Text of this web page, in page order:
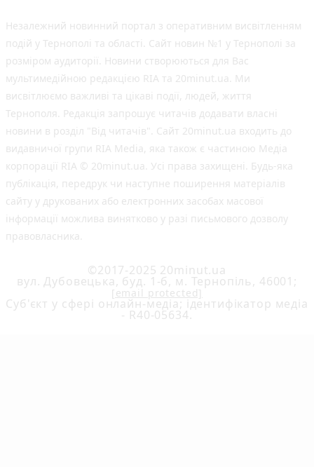
Незалежний новинний портал з оперативним висвітленням
подій у Тернополі та області. Сайт новин №1 у Тернополі за
розміром аудиторії. Новини створюються для Вас
мультимедійною редакцією RIA та 20minut.ua. Ми
висвітлюємо важливі та цікаві події, людей, життя
Тернополя. Редакція запрошує читачів додавати власні
новини в розділ "Від читачів". Сайт 20minut.ua входить до
видавничої групи RIA Media, яка також є частиною Медіа
корпорації RIA © 20minut.ua. Усі права захищені. Будь-яка
публiкацiя, передрук чи наступне поширення матеріалів
сайту у друкованих або електронних засобах масової
інформації можлива винятково у разі письмового дозволу
правовласника.
©2017-2025 20minut.ua
вул. Дубовецька, буд. 1-б, м. Тернопіль, 46001;
[email protected]
Cуб'єкт у сфері онлайн-медіа; ідентифікатор медіа
- R40-05634.